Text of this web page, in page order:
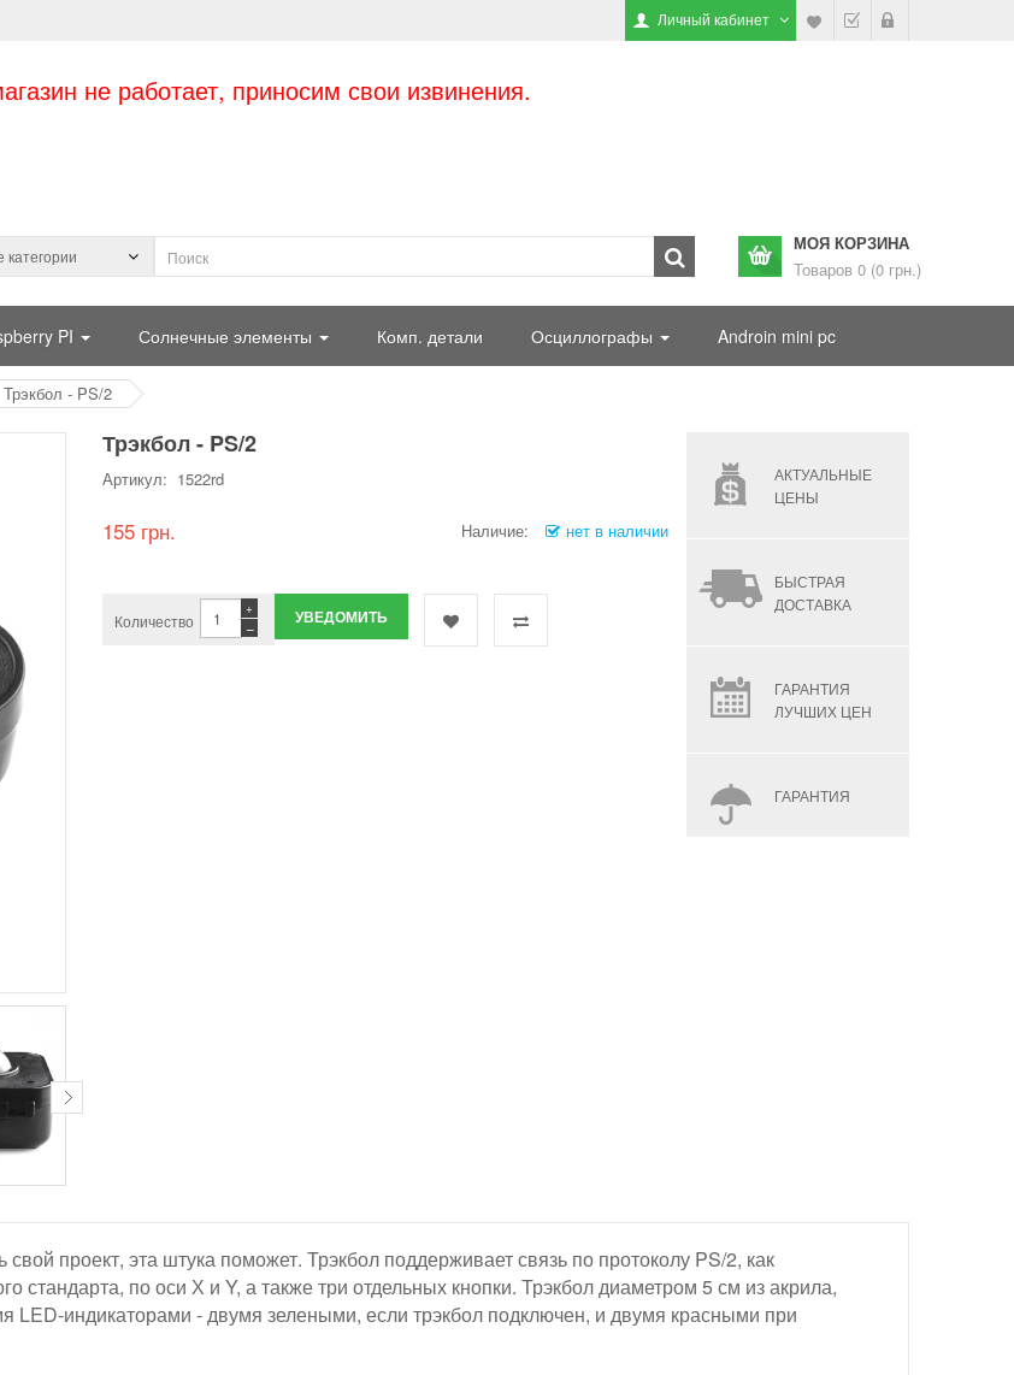
Личный кабинет
не работает, приносим свои извинения.
МОЯ КОРЗИНА
Товаров 0 (0 грн.)
PI Солнечные элементы Комп. детали Осциллографы Androin mini pc
Трэкбол - PS/2
Трэкбол - PS/2
Артикул: 1522rd
155 грн. Наличие: нет в наличии
Количество −
+ УВЕДОМИТЬ
АКТУАЛЬНЫЕ
ЦЕНЫ
БЫСТРАЯ
ДОСТАВКА
ГАРАНТИЯ
ЛУЧШИХ ЦЕН
ГАРАНТИЯ
свой проект, эта штука поможет. Трэкбол поддерживает связь по протоколу PS/2, как
стандарта, по оси Х и Y, а также три отдельных кнопки. Трэкбол диаметром 5 см из акрила,
LED-индикаторами - двумя зелеными, если трэкбол подключен, и двумя красными при